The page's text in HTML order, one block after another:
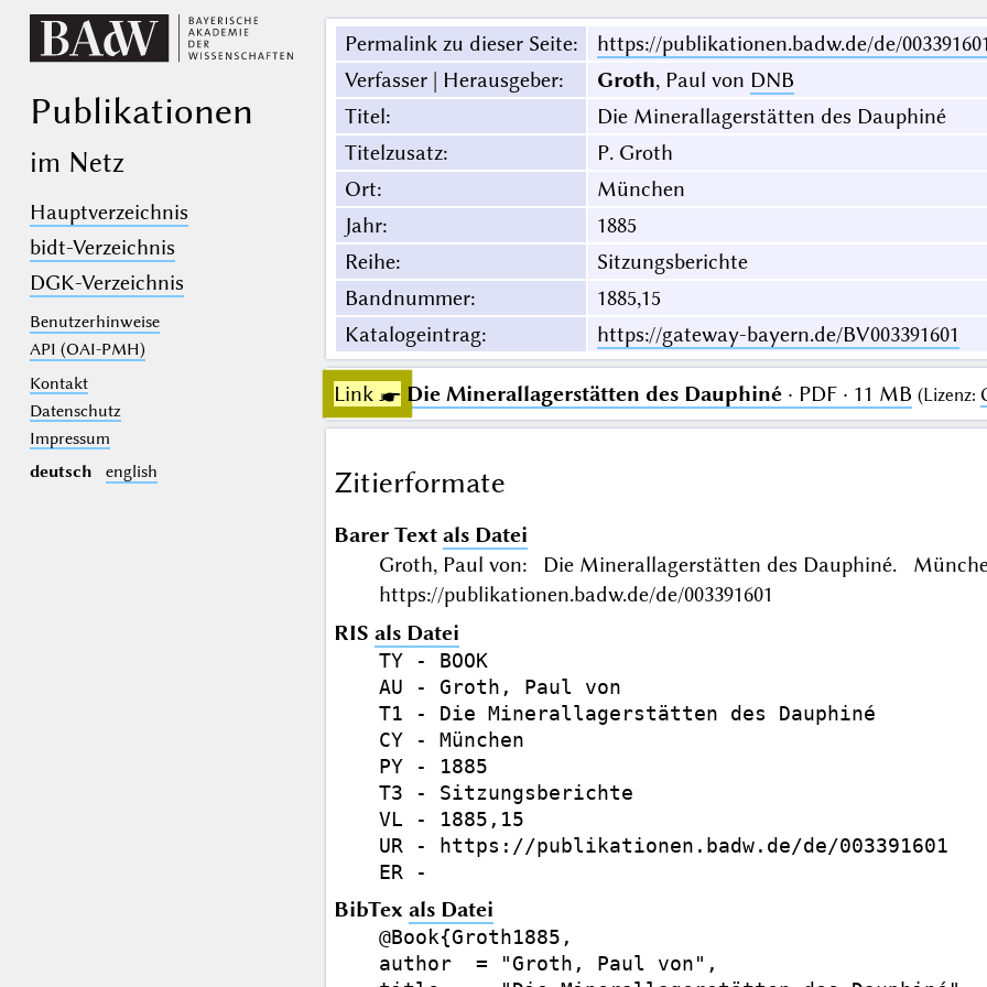
Publikationen
im Netz
Hauptverzeichnis
bidt-Verzeichnis
DGK-Verzeichnis
Benutzerhinweise
API (OAI-PMH)
Kontakt
Datenschutz
Impressum
deutsch
english
Permalink zu dieser Seite:
https://publikationen.badw.de/de/003391601
Verfasser | Herausgeber: Groth, Paul von DNB
Titel:
Die Minerallagerstätten des Dauphiné
Titelzusatz:
P. Groth
Ort:
München
Jahr:
1885
Reihe:
Sitzungsberichte
Bandnummer:
1885,15
Katalogeintrag: https://gateway-bayern.de/BV003391601
Link ☛ Die Minerallagerstätten des Dauphiné· PDF · 11 MB (Lizenz:
Zitierformate
Barer Text als Datei
Groth, Paul von: Die Minerallagerstätten des Dauphiné.
https://publikationen.badw.de/de/003391601
RIS als Datei
TY - BOOK
AU - Groth, Paul von
T1 - Die Minerallagerstätten des Dauphiné
CY - München
PY - 1885
T3 - Sitzungsberichte
VL - 1885,15
UR - https://publikationen.badw.de/de/003391601
BibTex als Datei
@Book{Groth1885,
author  = "Groth, Paul von",